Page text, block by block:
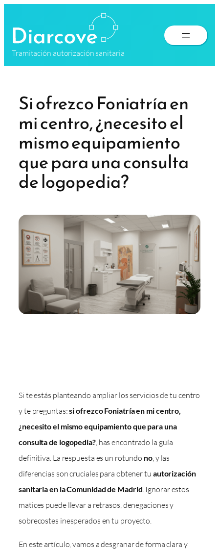
contenido
Tramitación autorización sanitaria
Si ofrezco Foniatría en
mi centro, ¿necesito el
mismo equipamiento
que para una consulta
de logopedia?
Si te estás planteando ampliar los servicios de tu centro
y te preguntas:si ofrezco Foniatría en mi centro,
¿necesito el mismo equipamiento que para una
consulta de logopedia?, has encontrado la guía
definitiva. La respuesta es un rotundo no, y las
diferencias son cruciales para obtener tu autorización
sanitaria en la Comunidad de Madrid. Ignorar estos
matices puede llevar a retrasos, denegaciones y
sobrecostes inesperados en tu proyecto.
En este artículo, vamos a desgranar de forma clara y